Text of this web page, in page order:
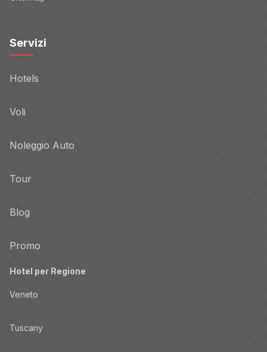
Servizi
Hotels
Voli
Noleggio Auto
Tour
Blog
Promo
Hotel per Regione
Veneto
Tuscany